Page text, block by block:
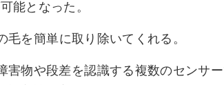
能となった。
を簡単に取り除いてくれる。
害物や段差を認識する複数のセンサ